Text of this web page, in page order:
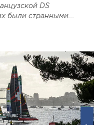
DS
были странными...